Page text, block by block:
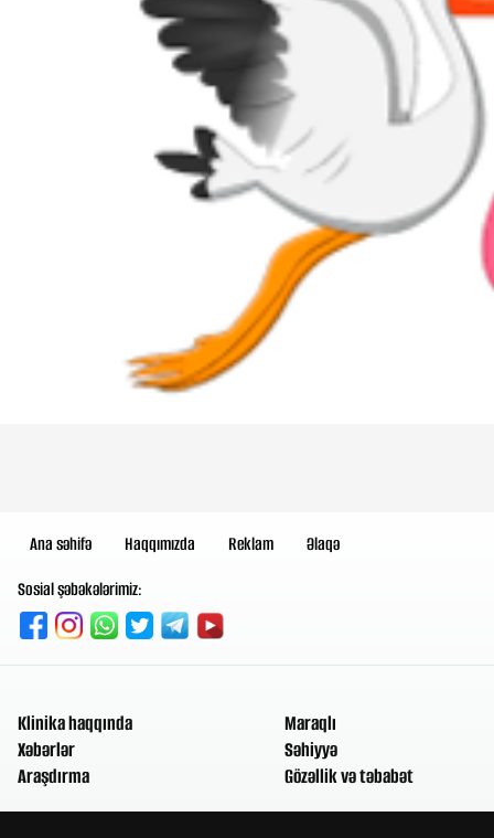
Ana səhifə Haqqımızda Reklam
Əlaqə
Sosial şəbəkələrimiz:
Klinika haqqında
Xəbərlər
Araşdırma
Maraqlı
Səhiyyə
Gözəllik və təbabət